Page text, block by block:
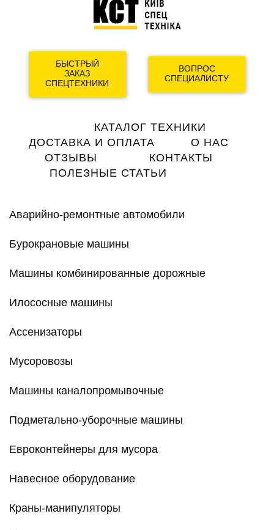
БЫСТРЫЙ
ЗАКАЗ
СПЕЦТЕХНИКИ
ВОПРОС
СПЕЦИАЛИСТУ
navigation
КАТАЛОГ ТЕХНИКИ
ДОСТАВКА И ОПЛАТА
О НАС
ОТЗЫВЫ
КОНТАКТЫ
ПОЛЕЗНЫЕ СТАТЬИ
Аварийно-ремонтные автомобили
Бурокрановые машины
Машины комбинированные дорожные
Илососные машины
Ассенизаторы
Мусоровозы
Машины каналопромывочные
Подметально-уборочные машины
Евроконтейнеры для мусора
Навесное оборудование
Краны-манипуляторы